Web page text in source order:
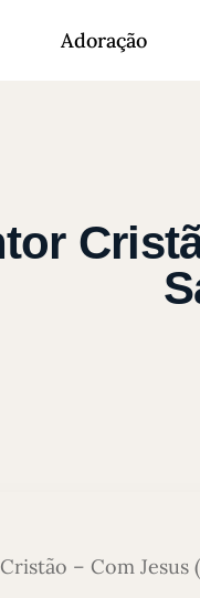
Adoração
– Com